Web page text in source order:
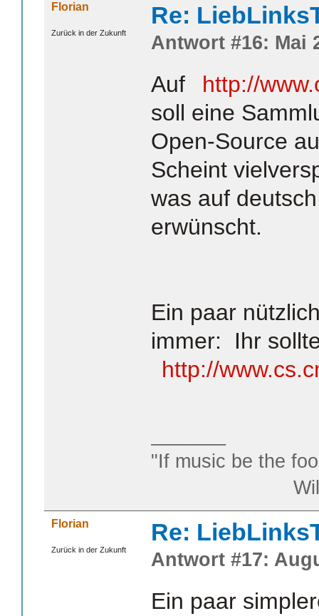
Florian
Zurück in der Zukunft
Re:
Antwort #16: Mai
Auf
http://
soll eine
Open-Source
Scheint
was auf
erwünscht.
Ein paar
immer: Ihr
http://
"If music be the
William
Florian
Zurück in der Zukunft
Re:
Antwort #17:
Ein paar